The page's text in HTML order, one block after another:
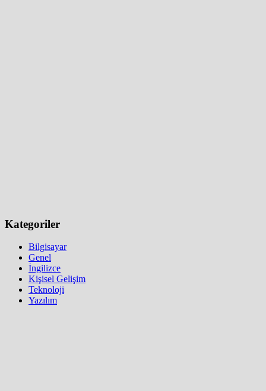
Kategoriler
Bilgisayar
Genel
İngilizce
Kişisel Gelişim
Teknoloji
Yazılım